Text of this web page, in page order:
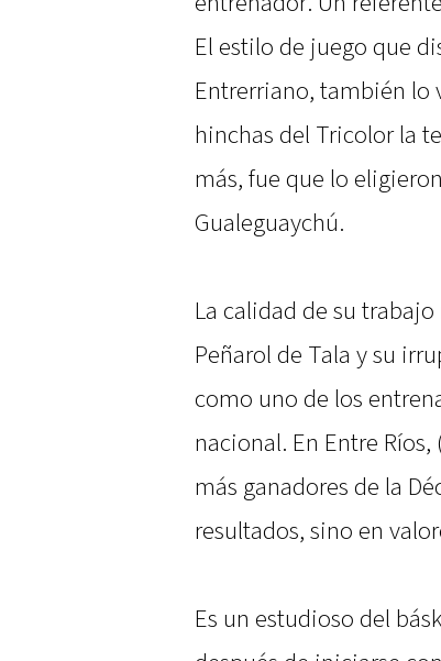
El estilo de juego que
Entrerriano, también lo
hinchas del Tricolor la
más, fue que lo
Gualeguaychú.
La calidad de su
Peñarol de Tala y su
como uno de los
nacional. En Entre
más ganadores de la
resultados, sino en
Es un estudioso del